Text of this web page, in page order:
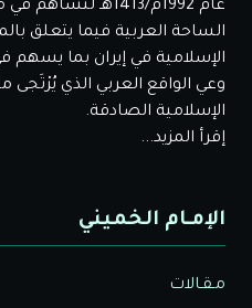
عام 1992م/1413هـ
الساحة العربية فيما يتعلق
الإسلامية في إيران بما يسهم
وعي الواقع العربي الذي يُرْتَجى
الإسلامية الصادقة.
إقرأ المزيد...
الإمـام الخميني
مـقـالات